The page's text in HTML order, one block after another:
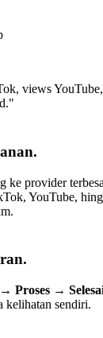
views
ke provider
YouTube,
Proses →
kelihatan sendiri.